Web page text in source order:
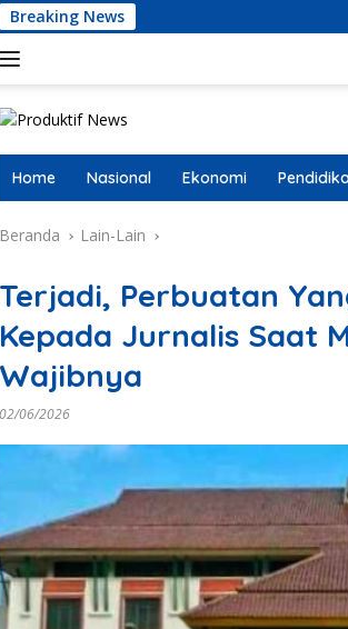
Breaking News
Home Nasional Ekonomi
Beranda Lain-Lain
Terjadi, Perbuatan
Kepada Jurnalis Saat
Wajibnya
02/06/2026